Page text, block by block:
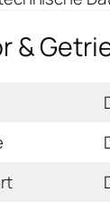
&